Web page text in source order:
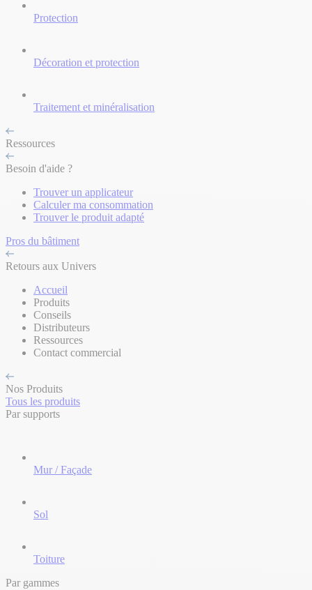
Protection
Décoration et protection
Traitement et minéralisation
Ressources
Besoin d'aide ?
Trouver un applicateur
Calculer ma consommation
Trouver le produit adapté
Pros du bâtiment
Retours aux Univers
Accueil
Produits
Conseils
Distributeurs
Ressources
Contact commercial
Nos Produits
Tous les produits
Par supports
Mur / Façade
Sol
Toiture
Par gammes